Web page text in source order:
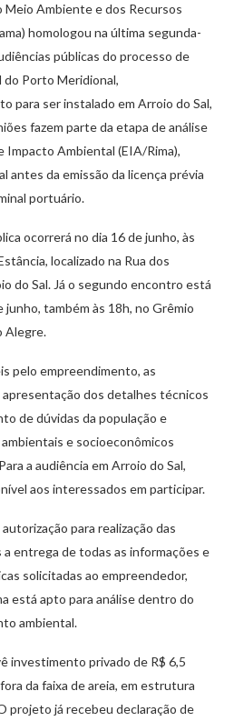
Ambiente e dos Recursos
homologou na última segunda-
públicas do processo de
Porto Meridional,
para ser instalado em Arroio do Sal,
fazem parte da etapa de análise
Impacto Ambiental (EIA/Rima),
antes da emissão da licença prévia
portuário.
ocorrerá no dia 16 de junho, às
localizado na Rua dos
do Sal. Já o segundo encontro está
junho, também às 18h, no Grêmio
Alegre.
pelo empreendimento, as
apresentação dos detalhes técnicos
de dúvidas da população e
e socioeconômicos
a audiência em Arroio do Sal,
aos interessados em participar.
para realização das
entrega de todas as informações e
solicitadas ao empreendedor,
está apto para análise dentro do
ambiental.
investimento privado de R$ 6,5
da faixa de areia, em estrutura
projeto já recebeu declaração de